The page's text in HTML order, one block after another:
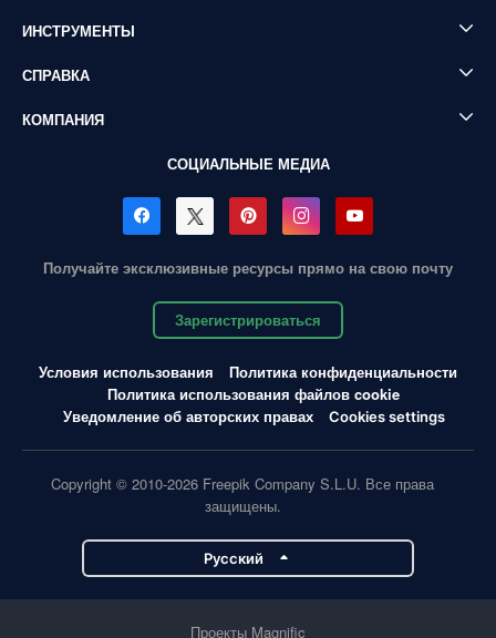
ИНСТРУМЕНТЫ
СПРАВКА
КОМПАНИЯ
СОЦИАЛЬНЫЕ МЕДИА
Получайте эксклюзивные ресурсы прямо на свою почту
Зарегистрироваться
Условия использования
Политика конфиденциальности
Политика использования файлов cookie
Уведомление об авторских правах
Cookies settings
Copyright © 2010-2026 Freepik Company S.L.U. Все права
защищены.
Pусский
Проекты Magnific